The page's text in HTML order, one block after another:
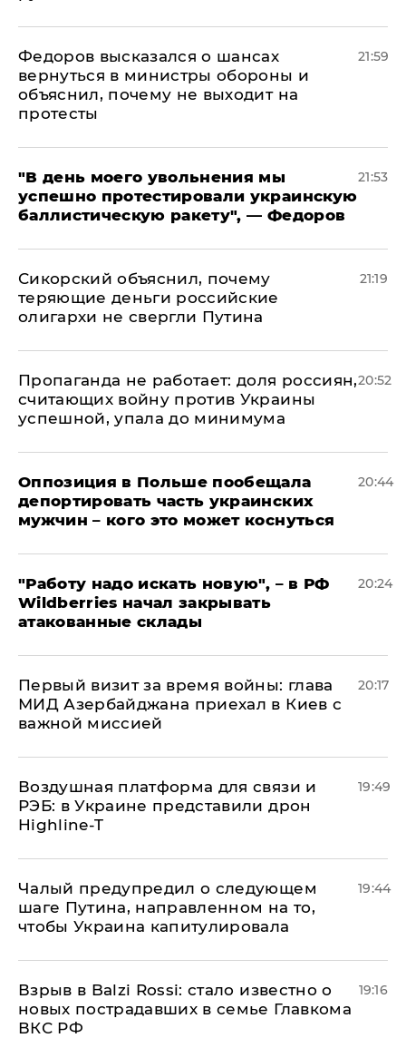
Федоров высказался о шансах
вернуться в министры обороны и
объяснил, почему не выходит на
протесты
21:59
​"В день моего увольнения мы
успешно протестировали украинскую
баллистическую ракету", — Федоров
21:53
Сикорский объяснил, почему
теряющие деньги российские
олигархи не свергли Путина
21:19
​Пропаганда не работает: доля россиян,
считающих войну против Украины
успешной, упала до минимума
20:52
Оппозиция в Польше пообещала
депортировать часть украинских
мужчин – кого это может коснуться
20:44
"Работу надо искать новую", – в РФ
Wildberries начал закрывать
атакованные склады
20:24
Первый визит за время войны: глава
МИД Азербайджана приехал в Киев с
важной миссией
20:17
Воздушная платформа для связи и
РЭБ: в Украине представили дрон
Highline-T
19:49
Чалый предупредил о следующем
шаге Путина, направленном на то,
чтобы Украина капитулировала
19:44
Взрыв в Balzi Rossi: стало известно о
новых пострадавших в семье Главкома
ВКС РФ
19:16